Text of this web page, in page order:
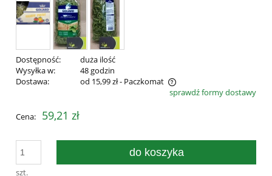
Dostępność:
duża ilość
Wysyłka w:
48 godzin
Dostawa:
od 15,99 zł- Paczkomat
Cena nie zawiera ewentualnych kosztów płatnościsprawdź formy dostawy
Cena: 59,21 zł
szt.
do koszyka